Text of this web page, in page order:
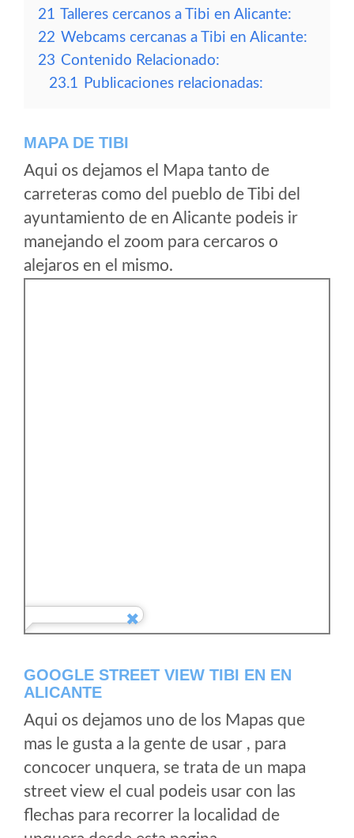
21 Talleres cercanos a Tibi en Alicante:
22 Webcams cercanas a Tibi en Alicante:
23 Contenido Relacionado:
23.1 Publicaciones relacionadas:
MAPA DE TIBI
Aqui os dejamos el Mapa tanto de
carreteras como del pueblo de Tibi del
ayuntamiento de en Alicante podeis ir
manejando el zoom para cercaros o
alejaros en el mismo.
GOOGLE STREET VIEW TIBI EN EN
ALICANTE
Aqui os dejamos uno de los Mapas que
mas le gusta a la gente de usar , para
concocer unquera, se trata de un mapa
street view el cual podeis usar con las
flechas para recorrer la localidad de